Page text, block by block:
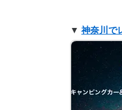
▼ 神奈川で